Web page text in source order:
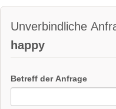
Unverbindliche
happy
Betreff der Anfrage